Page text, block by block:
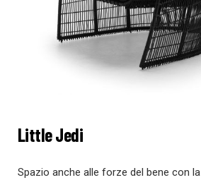
Little Jedi
Spazio anche alle forze del bene con la